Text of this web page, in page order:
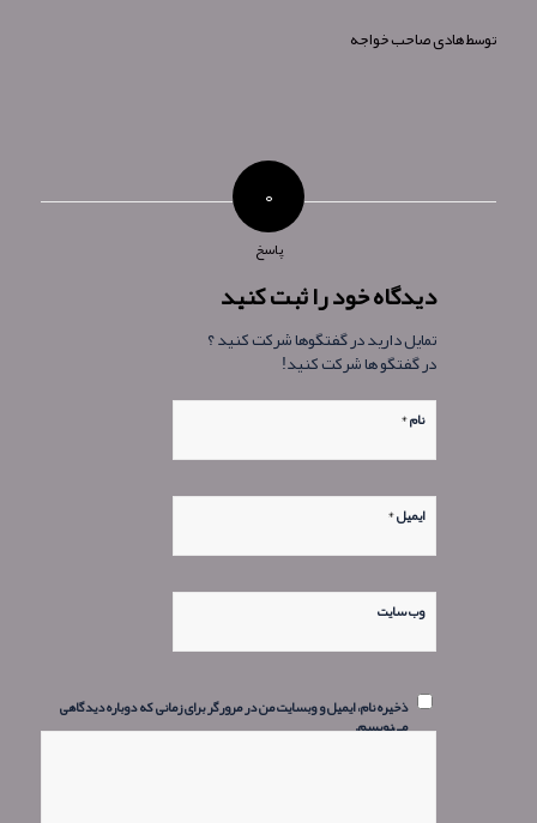
توسطهادی صاحب خواجه
۰
پاسخ
دیدگاه خود را ثبت کنید
تمایل دارید در گفتگوها شرکت کنید ؟
در گفتگو ها شرکت کنید!
نام*
ایمیل*
وب‌ سایت
ذخیره نام، ایمیل و وبسایت من در مرورگر برای زمانی که دوباره دیدگاهی
می‌نویسم.